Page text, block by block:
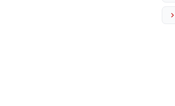
keyboard_arrow_right